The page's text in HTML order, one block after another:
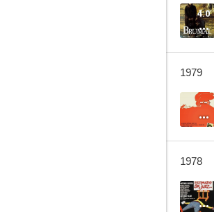
4.0
1979
--
1978
--